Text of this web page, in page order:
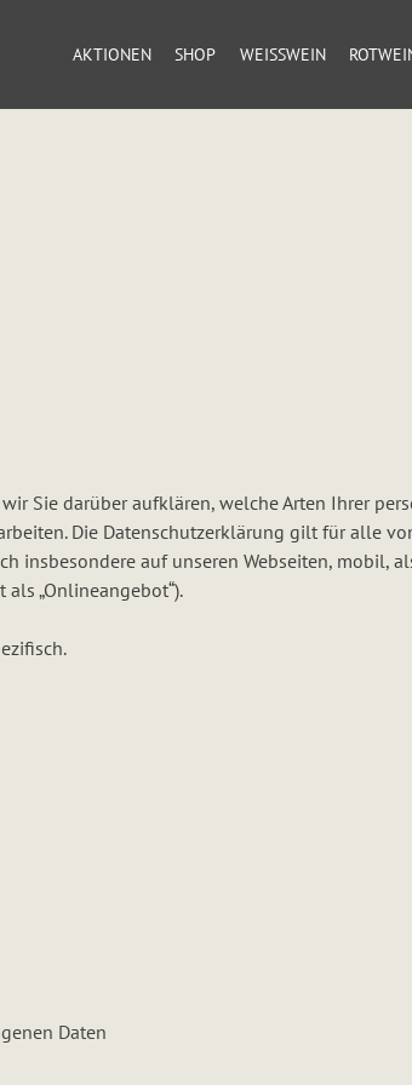
AKTIONEN SHOP WEISSWEIN
Sie darüber aufklären, welche Arten Ihrer
Die Datenschutzerklärung gilt für alle
insbesondere auf unseren Webseiten, mobil,
„Onlineangebot“).
Daten